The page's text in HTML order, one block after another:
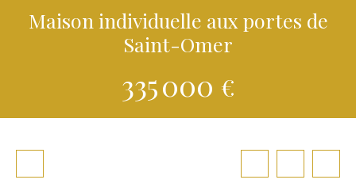
Maison individuelle aux portes de
Saint-Omer
335 000 €